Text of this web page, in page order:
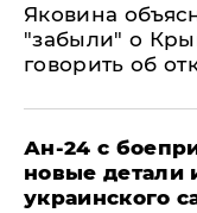
Яковина
"забыли" о
говорить об
Ан-24 с
новые детали
украинского